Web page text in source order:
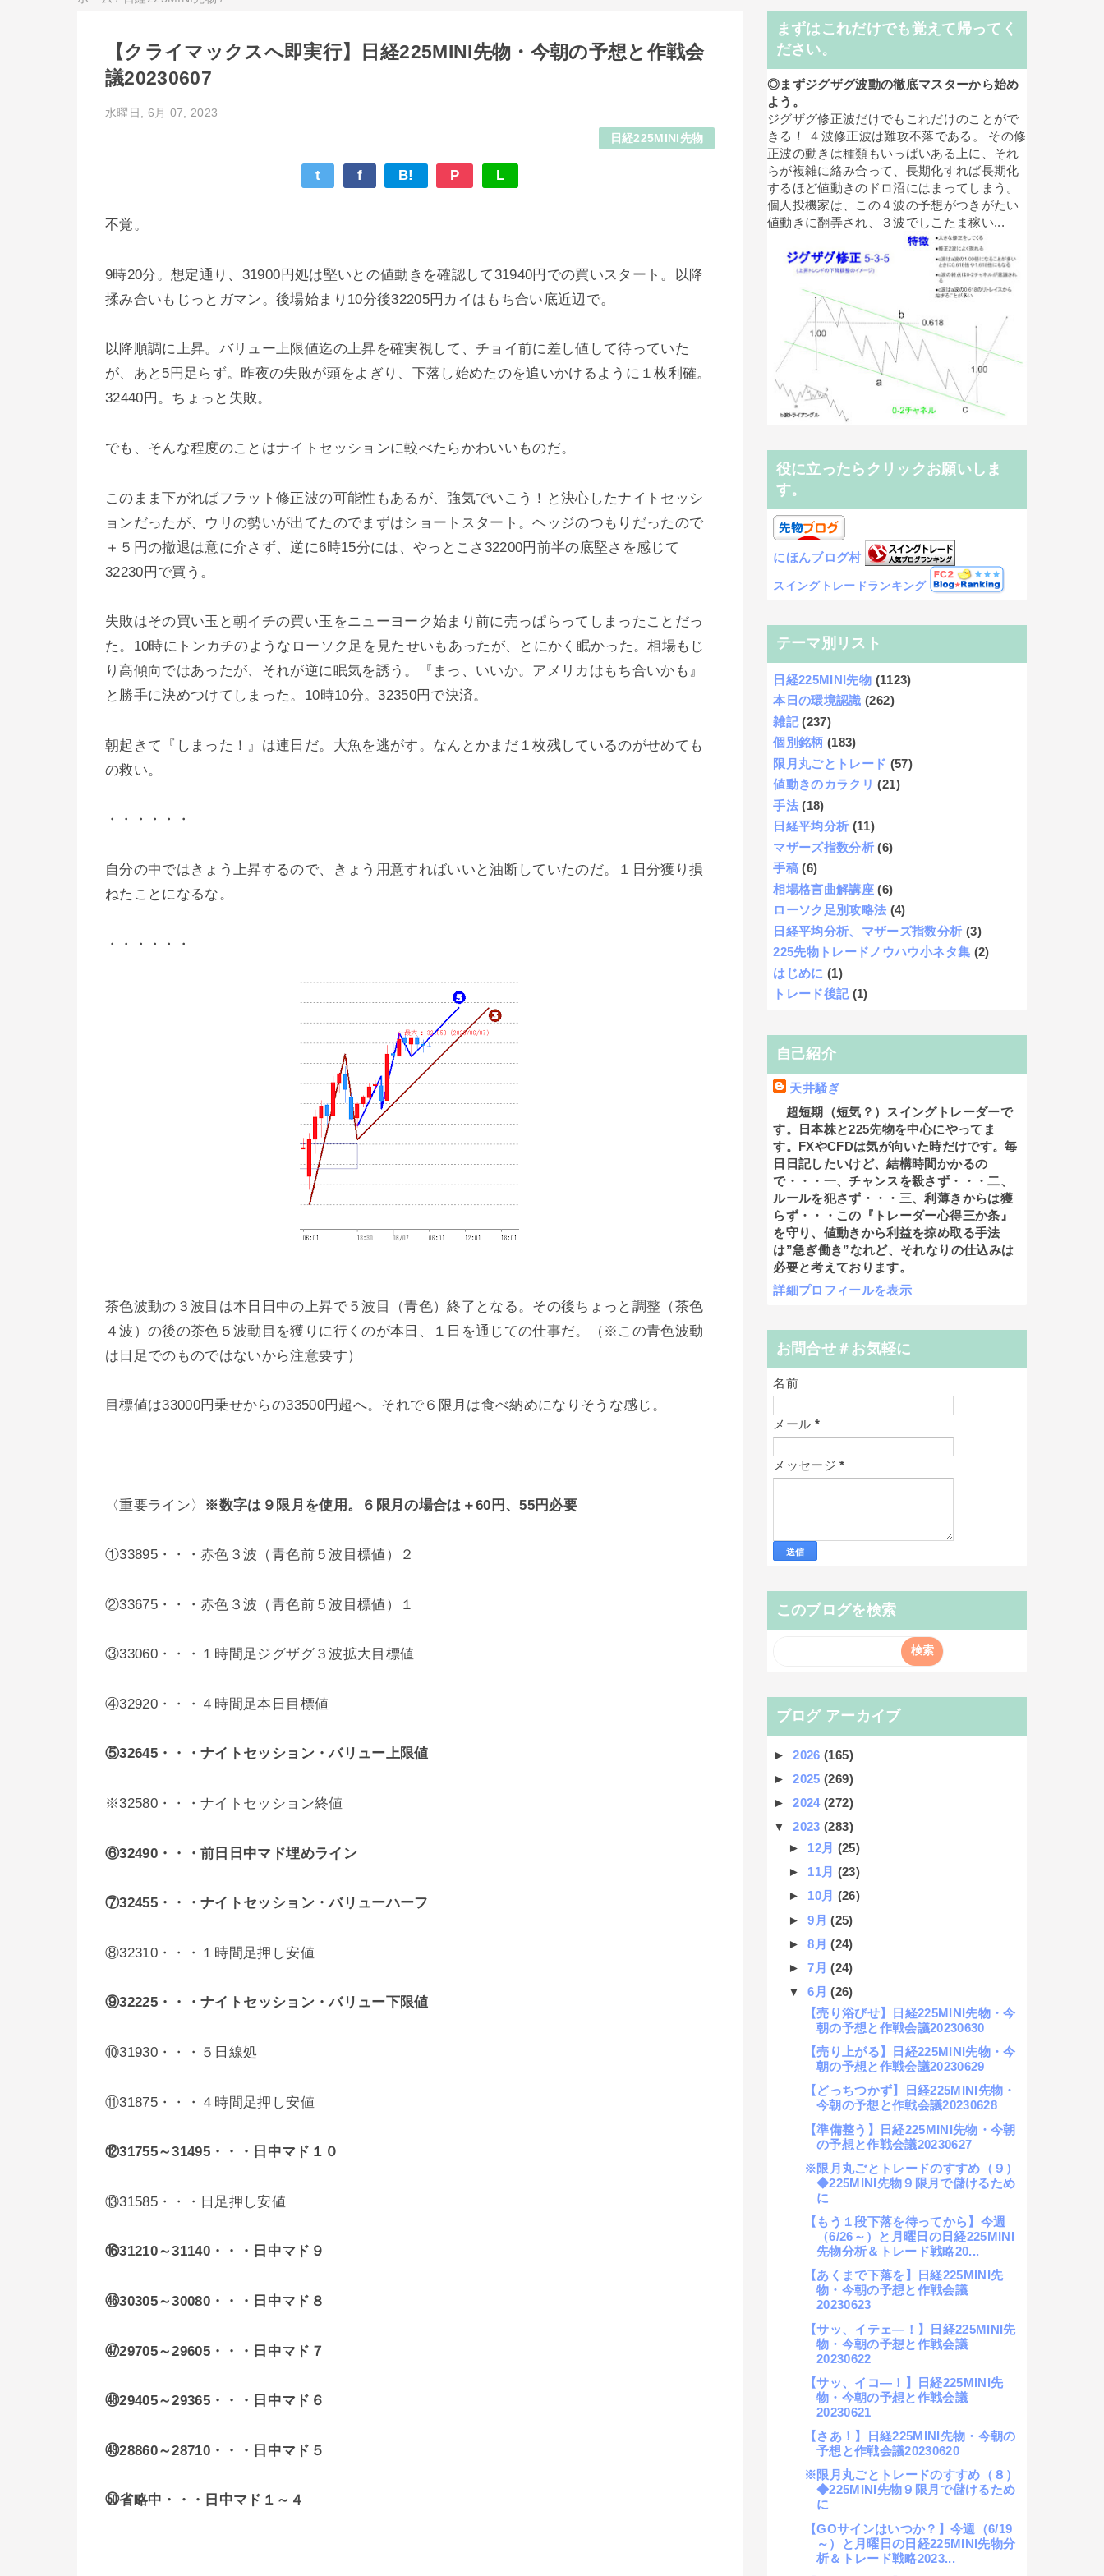
【クライマックスへ即実行】日経225MINI先物・今朝の予想と作戦会
議20230607
水曜日, 6月 07, 2023
日経225MINI先物
t f B! P L
不覚。
9時20分。想定通り、31900円処は堅いとの値動きを確認して31940円での買いスタート。以降
揉み合いもじっとガマン。後場始まり10分後32205円カイはもち合い底近辺で。
以降順調に上昇。バリュー上限値迄の上昇を確実視して、チョイ前に差し値して待っていた
が、あと5円足らず。昨夜の失敗が頭をよぎり、下落し始めたのを追いかけるように１枚利確。
32440円。ちょっと失敗。
でも、そんな程度のことはナイトセッションに較べたらかわいいものだ。
このまま下がればフラット修正波の可能性もあるが、強気でいこう！と決心したナイトセッシ
ョンだったが、ウリの勢いが出てたのでまずはショートスタート。ヘッジのつもりだったので
＋５円の撤退は意に介さず、逆に6時15分には、やっとこさ32200円前半の底堅さを感じて
32230円で買う。
失敗はその買い玉と朝イチの買い玉をニューヨーク始まり前に売っぱらってしまったことだっ
た。10時にトンカチのようなローソク足を見たせいもあったが、とにかく眠かった。相場もじ
り高傾向ではあったが、それが逆に眠気を誘う。『まっ、いいか。アメリカはもち合いかも』
と勝手に決めつけてしまった。10時10分。32350円で決済。
朝起きて『しまった！』は連日だ。大魚を逃がす。なんとかまだ１枚残しているのがせめても
の救い。
・・・・・・
自分の中ではきょう上昇するので、きょう用意すればいいと油断していたのだ。１日分獲り損
ねたことになるな。
・・・・・・
茶色波動の３波目は本日日中の上昇で５波目（青色）終了となる。その後ちょっと調整（茶色
４波）の後の茶色５波動目を獲りに行くのが本日、１日を通じての仕事だ。（※この青色波動
は日足でのものではないから注意要す）
目標値は33000円乗せからの33500円超へ。それで６限月は食べ納めになりそうな感じ。
〈重要ライン〉 ※数字は９限月を使用。６限月の場合は＋60円、55円必要
①33895・・・赤色３波（青色前５波目標値）２
②33675・・・赤色３波（青色前５波目標値）１
③33060・・・１時間足ジグザグ３波拡大目標値
④32920・・・４時間足本日目標値
⑤32645・・・ナイトセッション・バリュー上限値
※32580・・・ナイトセッション終値
⑥32490・・・前日日中マド埋めライン
⑦32455・・・ナイトセッション・バリューハーフ
⑧32310・・・１時間足押し安値
⑨32225・・・ナイトセッション・バリュー下限値
⑩31930・・・５日線処
⑪31875・・・４時間足押し安値
⑫31755～31495・・・ 日中マド１０
⑬31585・・・日足押し安値
⑯31210～31140・・・日中マド９
㊻30305～30080・・・日中マド８
㊼29705～29605・・・日中マド７
㊽29405～29365・・・日中マド６
㊾28860～28710・・・日中マド５
㊿省略中・・・日中マド１～４
まずはこれだけでも覚えて帰ってく
ださい。
◎まずジグザグ波動の徹底マスターから始め
よう。
ジグザグ修正波だけでもこれだけのことがで
きる！ ４波修正波は難攻不落である。 その修
正波の動きは種類もいっぱいある上に、それ
らが複雑に絡み合って、長期化すれば長期化
するほど値動きのドロ沼にはまってしまう。
個人投機家は、この４波の予想がつきがたい
値動きに翻弄され、３波でしこたま稼い...
役に立ったらクリックお願いしま
す。
にほんブログ村
スイングトレードランキング
テーマ別リスト
日経225MINI先物 (1123)
本日の環境認識 (262)
雑記 (237)
個別銘柄 (183)
限月丸ごとトレード (57)
値動きのカラクリ (21)
手法 (18)
日経平均分析 (11)
マザーズ指数分析 (6)
手稿 (6)
相場格言曲解講座 (6)
ローソク足別攻略法 (4)
日経平均分析、マザーズ指数分析 (3)
225先物トレードノウハウ小ネタ集 (2)
はじめに (1)
トレード後記 (1)
自己紹介
天井騒ぎ
超短期（短気？）スイングトレーダーで
す。日本株と225先物を中心にやってま
す。FXやCFDは気が向いた時だけです。毎
日日記したいけど、結構時間かかるの
で・・・一、チャンスを殺さず・・・二、
ルールを犯さず・・・三、利薄きからは獲
らず・・・この『トレーダー心得三か条』
を守り、値動きから利益を掠め取る手法
は”急ぎ働き”なれど、それなりの仕込みは
必要と考えております。
詳細プロフィールを表示
お問合せ＃お気軽に
名前
メール *
メッセージ*
このブログを検索
ブログ アーカイブ
►2026(165)
►2025(269)
►2024(272)
▼2023(283)
► 12月 (25)
► 11月 (23)
► 10月 (26)
►9月(25)
►8月(24)
►7月(24)
▼6月(26)
【売り浴びせ】日経225MINI先物・今
朝の予想と作戦会議20230630
【売り上がる】日経225MINI先物・今
朝の予想と作戦会議20230629
【どっちつかず】日経225MINI先物・
今朝の予想と作戦会議20230628
【準備整う】日経225MINI先物・今朝
の予想と作戦会議20230627
※限月丸ごとトレードのすすめ（９）
◆225MINI先物９限月で儲けるため
に
【もう１段下落を待ってから】今週
（6/26～）と月曜日の日経225MINI
先物分析＆トレード戦略20...
【あくまで下落を】日経225MINI先
物・今朝の予想と作戦会議
20230623
【サッ、イテェ―！】日経225MINI先
物・今朝の予想と作戦会議
20230622
【サッ、イコ―！】日経225MINI先
物・今朝の予想と作戦会議
20230621
【さあ！】日経225MINI先物・今朝の
予想と作戦会議20230620
※限月丸ごとトレードのすすめ（８）
◆225MINI先物９限月で儲けるため
に
【GOサインはいつか？】今週（6/19
～）と月曜日の日経225MINI先物分
析＆トレード戦略2023...